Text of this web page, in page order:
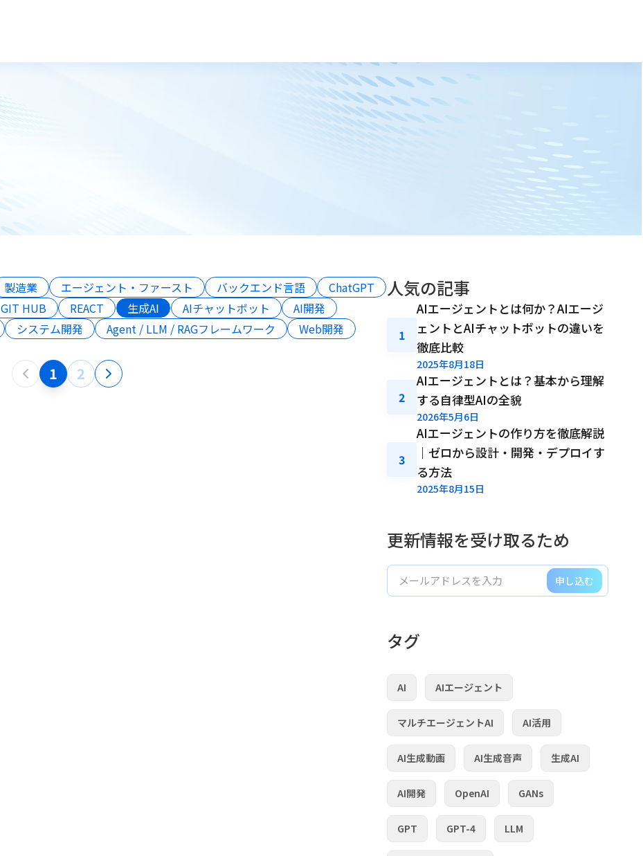
製造業 エージェント・ファースト バックエンド言語
ChatGPT
GIT HUB REACT 生成AI AIチャットボット
AI開発
システム開発 Agent / LLM / RAGフレームワーク
Web開発
1 2
人気の記事
1
AIエージェントとは何か？AIエージ
ェントとAIチャットボットの違いを
徹底比較
2025年8月18日
2
AIエージェントとは？基本から理解
する自律型AIの全貌
2026年5月6日
3
AIエージェントの作り方を徹底解説
｜ゼロから設計・開発・デプロイす
る方法
2025年8月15日
更新情報を受け取るため
申し込む
タグ
AI AIエージェント
マルチエージェントAI AI活用
AI生成動画 AI生成音声 生成AI
AI開発 OpenAI GANs
GPT GPT-4 LLM